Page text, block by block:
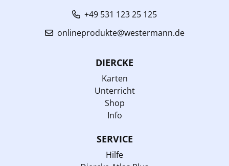
+49 531 123 25 125
onlineprodukte@westermann.de
DIERCKE
Karten
Unterricht
Shop
Info
SERVICE
Hilfe